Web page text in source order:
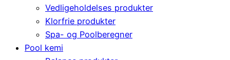
Vedligeholdelses produkter
Klorfrie produkter
Spa- og Poolberegner
Pool kemi